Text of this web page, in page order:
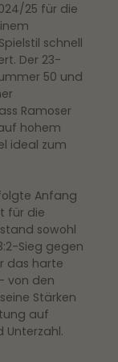
25 für die
schnell
Der 23-
50 und
Ramoser
hohem
ideal zum
Anfang
für die
sowohl
Sieg gegen
das harte
von den
Stärken
auf
Unterzahl.